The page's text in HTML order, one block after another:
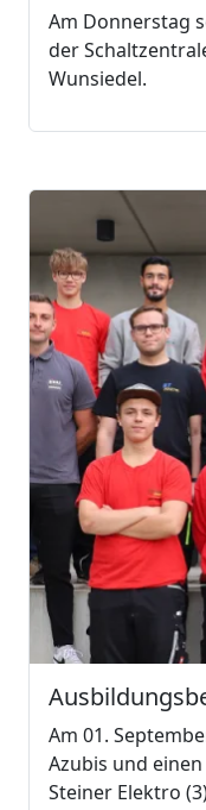
Am Donnerstag
der
Wunsiedel.
Am 01.
Azubis und
Steiner Elektro